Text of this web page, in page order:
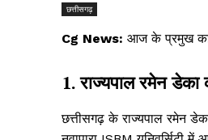
छत्तीसगढ़
Cg News: आज के प्रमुख
1. राज्यपाल रमेन डेका
छत्तीसगढ़ के राज्यपाल रमेन